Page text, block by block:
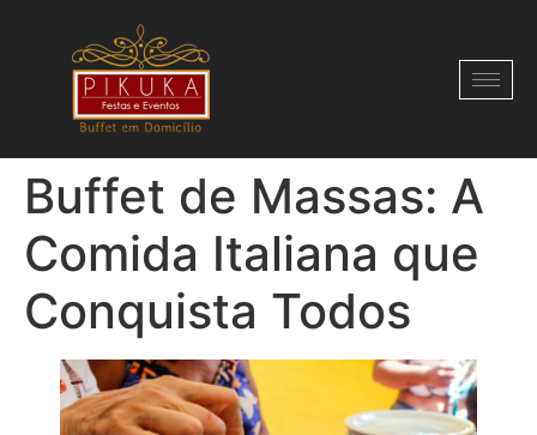
Buffet de Massas: A
Comida Italiana que
Conquista Todos